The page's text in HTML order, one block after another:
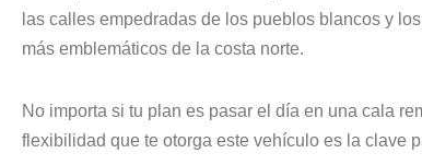
las calles empedradas de los pueblos blancos y
más emblemáticos de la costa norte.
No importa si tu plan es pasar el día en una cala
flexibilidad que te otorga este vehículo es la clave